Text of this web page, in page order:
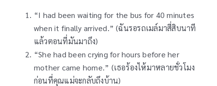
“I had been waiting for the bus for 40 minutes
when it finally arrived.” (ฉันรอรถเมล์มาสี่สิบนาที
แล้วตอนที่มันมาถึง)
“She had been crying for hours before her
mother came home.” (เธอร้องไห้มาหลายชั่วโมง
ก่อนที่คุณแม่จะกลับถึงบ้าน)